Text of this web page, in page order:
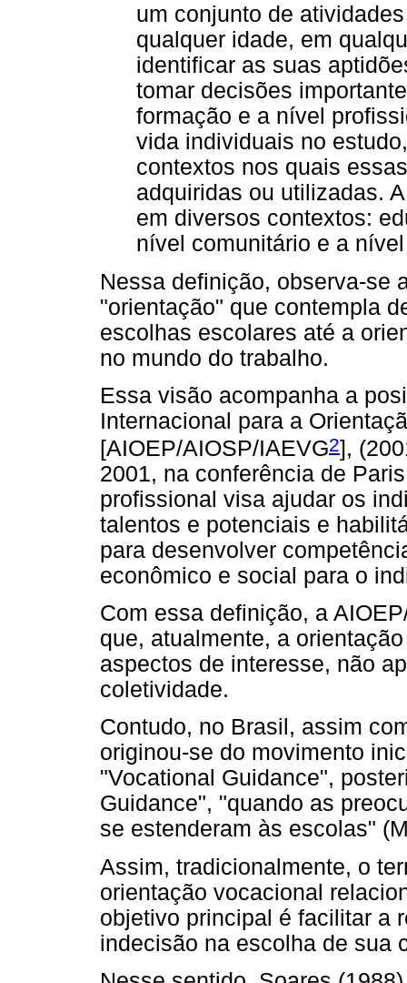
um conjunto de
qualquer idade, em
identificar as suas
tomar decisões
formação e a nível
vida individuais no
contextos nos quais
adquiridas ou utilizadas.
em diversos contextos:
nível comunitário e a
Nessa definição, observa-se
"orientação" que contempla
escolhas escolares até a
no mundo do trabalho.
Essa visão acompanha a
Internacional para a
[AIOEP/AIOSP/IAEVG2],
2001, na conferência de
profissional visa ajudar os
talentos e potenciais e
para desenvolver
econômico e social para o
Com essa definição, a
que, atualmente, a
aspectos de interesse, não
coletividade.
Contudo, no Brasil, assim
originou-se do movimento
"Vocational Guidance",
Guidance", "quando as
se estenderam às escolas"
Assim, tradicionalmente, o
orientação vocacional
objetivo principal é facilitar a
indecisão na escolha de sua